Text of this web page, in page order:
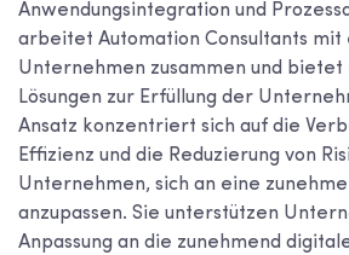
Anwendungsintegration und
arbeitet Automation Consultants mit
Unternehmen zusammen und bietet
Lösungen zur Erfüllung der
Ansatz konzentriert sich auf die
Effizienz und die Reduzierung von
Unternehmen, sich an eine
anzupassen. Sie unterstützen
Anpassung an die zunehmend